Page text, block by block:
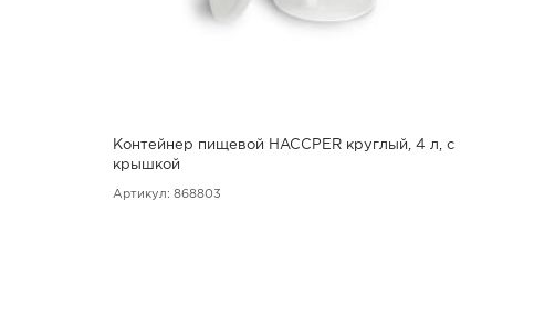
Контейнер пищевой HACCPER круглый, 4 л, с
крышкой
Артикул: 868803